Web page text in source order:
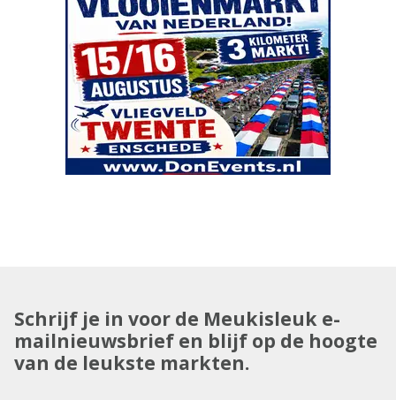
Schrijf je in voor de Meukisleuk e-
mailnieuwsbrief en blijf op de hoogte
van de leukste markten.